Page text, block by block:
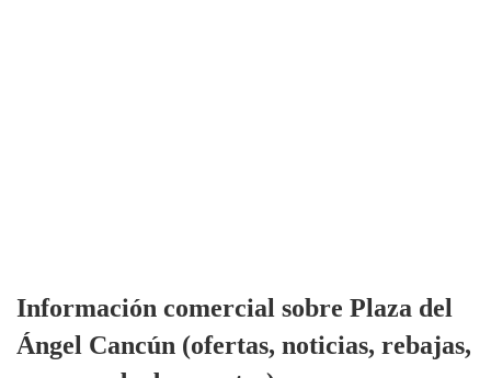
Información comercial sobre Plaza del
Ángel Cancún (ofertas, noticias, rebajas,